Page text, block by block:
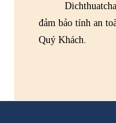
đảm bảo tính an
Quý Khách.